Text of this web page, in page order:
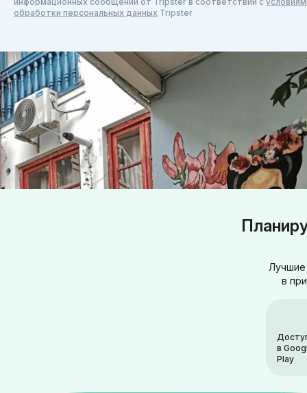
обработки персональных данных Tripster
в
в
Play